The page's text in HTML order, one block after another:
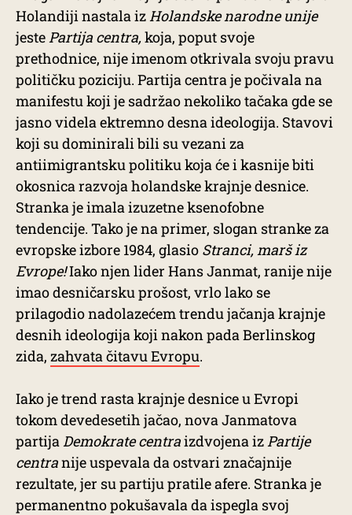
Holandiji nastala izHolandske narodne unije
jestePartija centra,koja, poput svoje
prethodnice, nije imenom otkrivala svoju pravu
političku poziciju. Partija centra je počivala na
manifestu koji je sadržao nekoliko tačaka gde se
jasno videla ektremno desna ideologija. Stavovi
koji su dominirali bili su vezani za
antiimigrantsku politiku koja će i kasnije biti
okosnica razvoja holandske krajnje desnice.
Stranka je imala izuzetne ksenofobne
tendencije. Tako je na primer, slogan stranke za
evropske izbore 1984, glasio Stranci, marš iz
Evrope!Iako njen lider Hans Janmat, ranije nije
imao desničarsku prošost, vrlo lako se
prilagodio nadolazećem trendu jačanja krajnje
desnih ideologija koji nakon pada Berlinskog
zida, zahvata čitavu Evropu.
Iako je trend rasta krajnje desnice u Evropi
tokom devedesetih jačao, nova Janmatova
partijaDemokrate centraizdvojena izPartije
centranije uspevala da ostvari značajnije
rezultate, jer su partiju pratile afere. Stranka je
permanentno pokušavala da ispegla svoj